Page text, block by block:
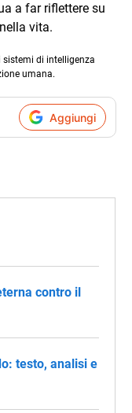
a far riflettere su
vita.
sistemi di intelligenza
umana.
Aggiungi
contro il
testo, analisi e